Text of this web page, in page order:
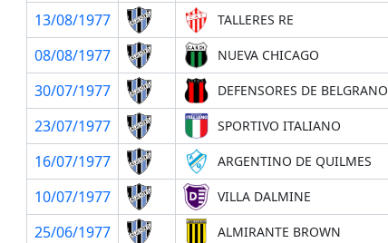
13/08/1977
TALLERES RE
08/08/1977
NUEVA CHICAGO
30/07/1977
DEFENSORES DE BELGRANO
23/07/1977
SPORTIVO ITALIANO
16/07/1977
ARGENTINO DE QUILMES
10/07/1977
VILLA DALMINE
25/06/1977
ALMIRANTE BROWN